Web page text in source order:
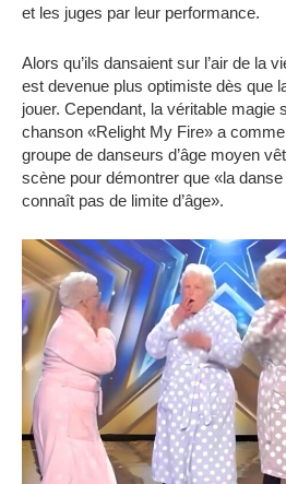
et les juges par leur performance.
Alors qu’ils dansaient sur l’air de la
est devenue plus optimiste dès que
jouer. Cependant, la véritable magie
chanson «Relight My Fire» a
groupe de danseurs d’âge moyen
scène pour démontrer que «la
connaît pas de limite d’âge».